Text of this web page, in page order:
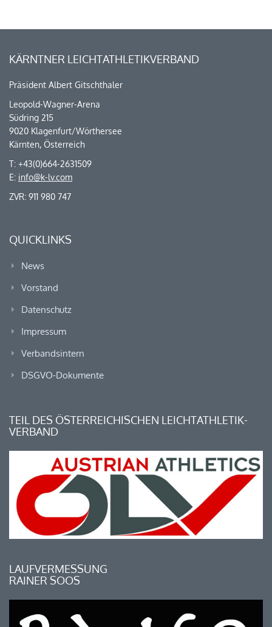
KÄRNTNER LEICHTATHLETIKVERBAND
Präsident Albert Gitschthaler
Leopold-Wagner-Arena
Südring 215
9020 Klagenfurt/Wörthersee
Kärnten, Österreich
T: +43(0)664-2631509
E: info@k-lv.com
ZVR: 911 980 747
QUICKLINKS
News
Vorstand
Datenschutz
Impressum
Verbandsintern
DSGVO-Dokumente
TEIL DES ÖSTERREICHISCHEN LEICHTATHLETIK-
VERBAND
LAUFVERMESSUNG
RAINER SOOS